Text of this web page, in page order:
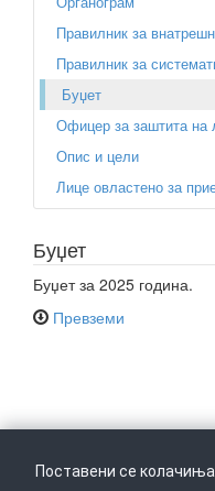
Правилник за
Правилник за
Буџет
Офицер за заштита на
Опис и цели
Лице овластено за
Буџет
Буџет за 2025 година.
Превземи
Поставени се